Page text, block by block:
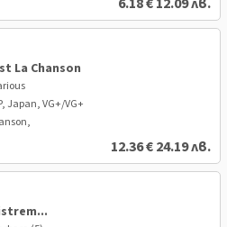
La Chanson
Japan, VG+/VG+
12.36€24.19 лв.